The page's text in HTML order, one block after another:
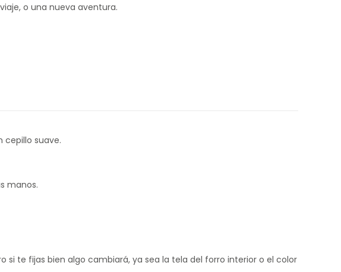
o una nueva aventura.
cepillo suave.
manos.
te fijas bien algo cambiará, ya sea la tela del forro interior o el color